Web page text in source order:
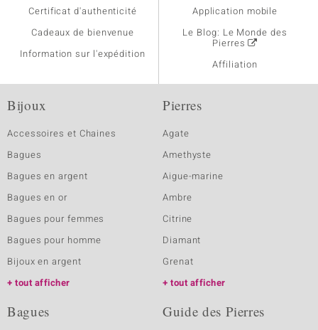
Certificat d'authenticité
Cadeaux de bienvenue
Information sur l'expédition
Application mobile
Le Blog: Le Monde des
Pierres
Affiliation
Bijoux
Accessoires et Chaines
Bagues
Bagues en argent
Bagues en or
Bagues pour femmes
Bagues pour homme
Bijoux en argent
tout afficher
Pierres
Agate
Amethyste
Aigue-marine
Ambre
Citrine
Diamant
Grenat
tout afficher
Bagues Guide des Pierres